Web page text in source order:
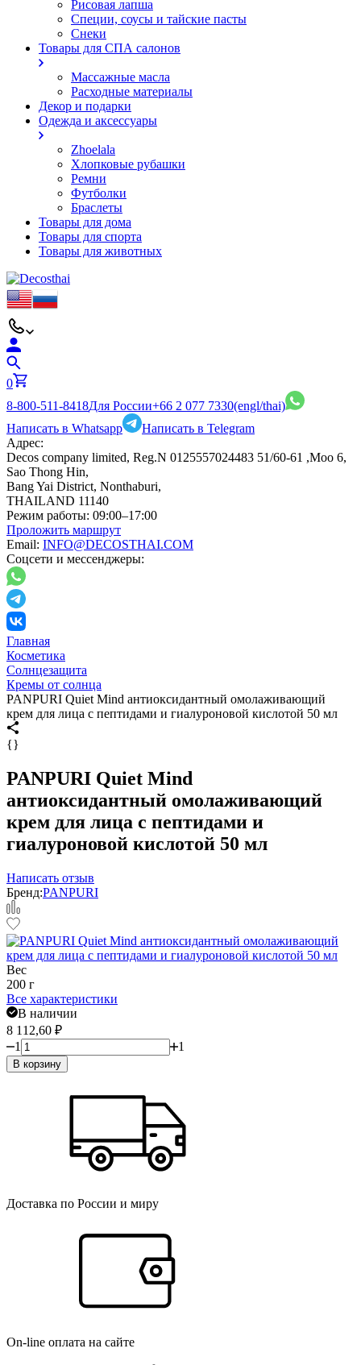
Рисовая лапша
Специи, соусы и тайские пасты
Снеки
Товары для СПА салонов
Массажные масла
Расходные материалы
Декор и подарки
Одежда и аксессуары
Zhoelala
Хлопковые рубашки
Ремни
Футболки
Браслеты
Товары для дома
Товары для спорта
Товары для животных
0
8-800-511-8418Для России+66 2 077 7330(engl/thai)
Написать в Whatsapp
Написать в Telegram
Адрес:
Decos company limited, Reg.N 0125557024483 51/60-61 ,Moo 6,
Sao Thong Hin,
Bang Yai District, Nonthaburi,
THAILAND 11140
Режим работы: 09:00–17:00
Проложить маршрут
Email: INFO@DECOSTHAI.COM
Соцсети и мессенджеры:
Главная
Косметика
Солнцезащита
Кремы от солнца
PANPURI Quiet Mind антиоксидантный омолаживающий
крем для лица с пептидами и гиалуроновой кислотой 50 мл
{}
PANPURI Quiet Mind
антиоксидантный омолаживающий
крем для лица с пептидами и
гиалуроновой кислотой 50 мл
Написать отзыв
Бренд:PANPURI
Вес
200 г
Все характеристики
В наличии
8 112,60 ₽
1
1
В корзину
Доставка по России и миру
On-line оплата на сайте